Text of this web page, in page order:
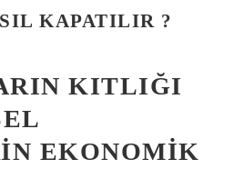
KAPATILIR ?
KITLIĞI
EKONOMIK